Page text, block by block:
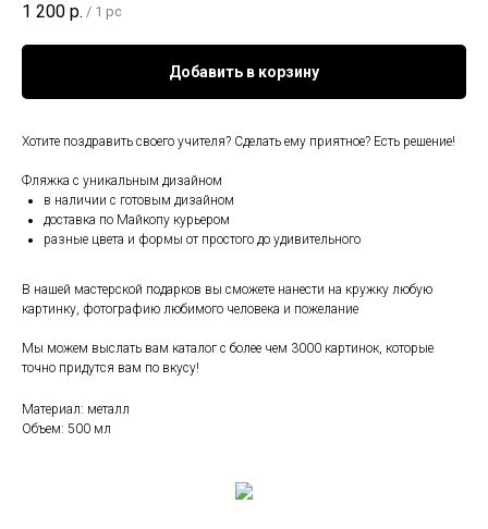
1 200 р. / 1 pc
Добавить в корзину
Хотите поздравить своего учителя? Сделать ему приятное? Есть решение!
Фляжка с уникальным дизайном⠀
в наличии с готовым дизайном⠀
доставка по Майкопу курьером⠀
разные цвета и формы от простого до удивительного⠀
В нашей мастерской подарков вы сможете нанести на кружку любую
картинку, фотографию любимого человека и пожелание
Мы можем выслать вам каталог с более чем 3000 картинок, которые
точно придутся вам по вкусу!
Материал: металл
Объем: 500 мл